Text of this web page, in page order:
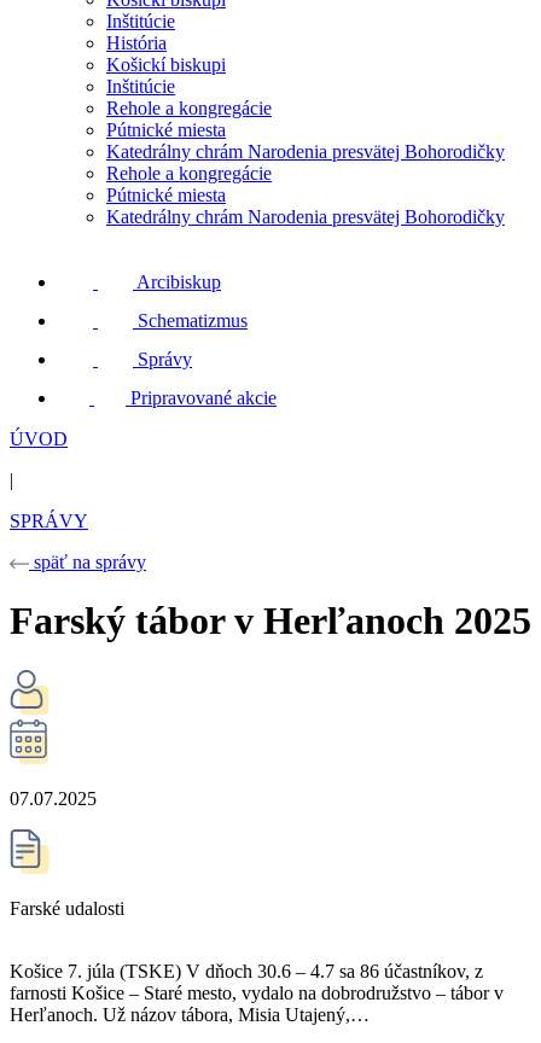
Inštitúcie
História
Košickí biskupi
Inštitúcie
Rehole a kongregácie
Pútnické miesta
Katedrálny chrám Narodenia presvätej Bohorodičky
Rehole a kongregácie
Pútnické miesta
Katedrálny chrám Narodenia presvätej Bohorodičky
Arcibiskup
Schematizmus
Správy
Pripravované akcie
ÚVOD
|
SPRÁVY
späť na správy
Farský tábor v Herľanoch 2025
07.07.2025
Farské udalosti
Košice 7. júla (TSKE) V dňoch 30.6 – 4.7 sa 86 účastníkov, z
farnosti Košice – Staré mesto, vydalo na dobrodružstvo – tábor v
Herľanoch. Už názov tábora, Misia Utajený,…